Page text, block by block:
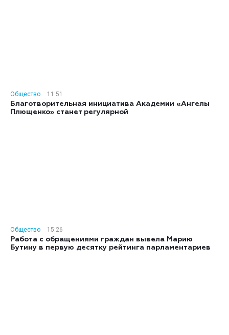
Общество
11:51
Благотворительная инициатива Академии «Ангелы
Плющенко» станет регулярной
Общество
15:26
Работа с обращениями граждан вывела Марию
Бутину в первую десятку рейтинга парламентариев